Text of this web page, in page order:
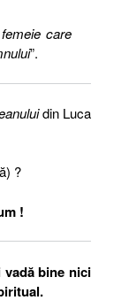
care
”.
din Luca
?
!
bine nici